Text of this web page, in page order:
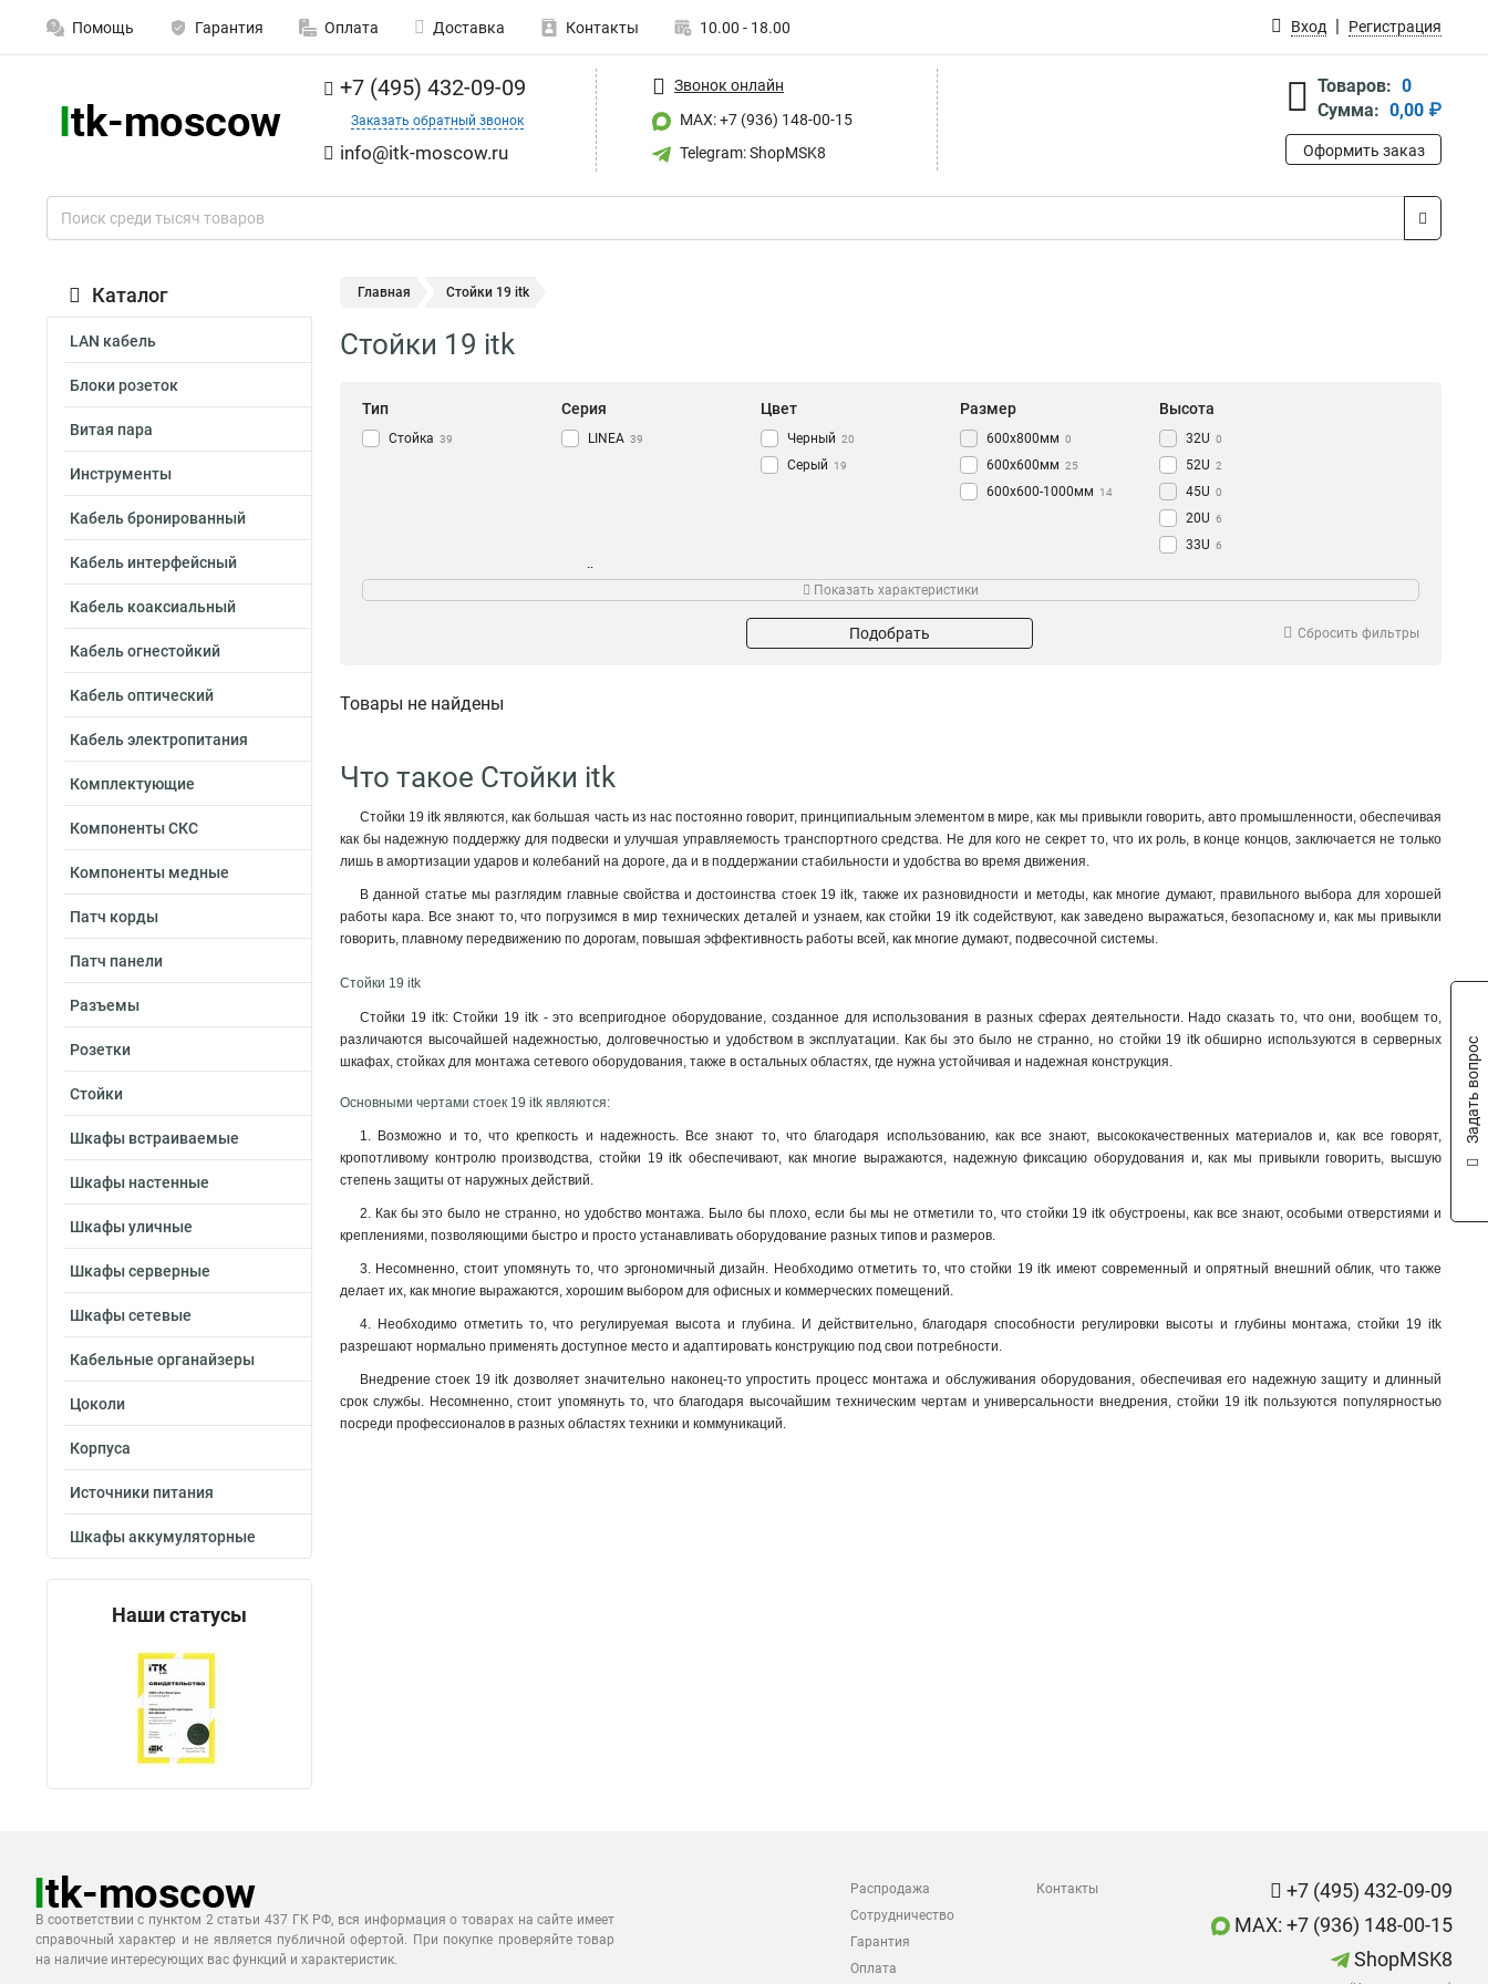
Помощь Гарантия Оплата Доставка Контакты 10.00 - 18.00 Вход Регистрация
+7 (495) 432-09-09
Заказать обратный звонок
info@itk-moscow.ru
Звонок онлайн
MAX: +7 (936) 148-00-15
Telegram: ShopMSK8
Товаров: 0
Сумма: 0,00 ₽
Оформить заказ
Каталог
LAN кабель
Блоки розеток
Витая пара
Инструменты
Кабель бронированный
Кабель интерфейсный
Кабель коаксиальный
Кабель огнестойкий
Кабель оптический
Кабель электропитания
Комплектующие
Компоненты СКС
Компоненты медные
Патч корды
Патч панели
Разъемы
Розетки
Стойки
Шкафы встраиваемые
Шкафы настенные
Шкафы уличные
Шкафы серверные
Шкафы сетевые
Кабельные органайзеры
Цоколи
Корпуса
Источники питания
Шкафы аккумуляторные
Наши статусы
Главная Стойки 19 itk
Стойки 19 itk
Тип
Стойка 39
Серия
LINEA 39
Цвет
Черный 20
Серый 19
Размер
600x800мм 0
600х600мм 25
600х600-1000мм 14
Высота
32U 0
52U 2
45U 0
20U 6
33U 6
47U 6
1 13
Дюймы
19 0
Показать характеристики
Подобрать Сбросить фильтры
Товары не найдены
Что такое Стойки itk
Стойки 19 itk являются, как большая часть из нас постоянно говорит, принципиальным элементом в мире, как мы привыкли говорить, авто промышленности, обеспечивая
как бы надежную поддержку для подвески и улучшая управляемость транспортного средства. Не для кого не секрет то, что их роль, в конце концов, заключается не только
лишь в амортизации ударов и колебаний на дороге, да и в поддержании стабильности и удобства во время движения.
В данной статье мы разглядим главные свойства и достоинства стоек 19 itk, также их разновидности и методы, как многие думают, правильного выбора для хорошей
работы кара. Все знают то, что погрузимся в мир технических деталей и узнаем, как стойки 19 itk содействуют, как заведено выражаться, безопасному и, как мы привыкли
говорить, плавному передвижению по дорогам, повышая эффективность работы всей, как многие думают, подвесочной системы.
Стойки 19 itk
Стойки 19 itk: Стойки 19 itk - это всепригодное оборудование, созданное для использования в разных сферах деятельности. Надо сказать то, что они, вообщем то,
различаются высочайшей надежностью, долговечностью и удобством в эксплуатации. Как бы это было не странно, но стойки 19 itk обширно используются в серверных
шкафах, стойках для монтажа сетевого оборудования, также в остальных областях, где нужна устойчивая и надежная конструкция.
Основными чертами стоек 19 itk являются:
1. Возможно и то, что крепкость и надежность. Все знают то, что благодаря использованию, как все знают, высококачественных материалов и, как все говорят,
кропотливому контролю производства, стойки 19 itk обеспечивают, как многие выражаются, надежную фиксацию оборудования и, как мы привыкли говорить, высшую
степень защиты от наружных действий.
2. Как бы это было не странно, но удобство монтажа. Было бы плохо, если бы мы не отметили то, что стойки 19 itk обустроены, как все знают, особыми отверстиями и
креплениями, позволяющими быстро и просто устанавливать оборудование разных типов и размеров.
3. Несомненно, стоит упомянуть то, что эргономичный дизайн. Необходимо отметить то, что стойки 19 itk имеют современный и опрятный внешний облик, что также
делает их, как многие выражаются, хорошим выбором для офисных и коммерческих помещений.
4. Необходимо отметить то, что регулируемая высота и глубина. И действительно, благодаря способности регулировки высоты и глубины монтажа, стойки 19 itk
разрешают нормально применять доступное место и адаптировать конструкцию под свои потребности.
Внедрение стоек 19 itk дозволяет значительно наконец-то упростить процесс монтажа и обслуживания оборудования, обеспечивая его надежную защиту и длинный
срок службы. Несомненно, стоит упомянуть то, что благодаря высочайшим техническим чертам и универсальности внедрения, стойки 19 itk пользуются популярностью
посреди профессионалов в разных областях техники и коммуникаций.
В соответствии с пунктом 2 статьи 437 ГК РФ, вся информация о товарах на сайте имеет
справочный характер и не является публичной офертой. При покупке проверяйте товар
на наличие интересующих вас функций и характеристик.
Распродажа
Сотрудничество
Гарантия
Оплата
Контакты
+7 (495) 432-09-09
MAX: +7 (936) 148-00-15
ShopMSK8
Задать вопрос